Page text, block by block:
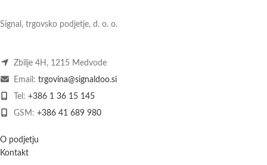
Signal, trgovsko podjetje, d. o. o.
Zbilje 4H, 1215 Medvode
Email: trgovina@signaldoo.si
Tel: +386 1 36 15 145
GSM: +386 41 689 980
O podjetju
Kontakt